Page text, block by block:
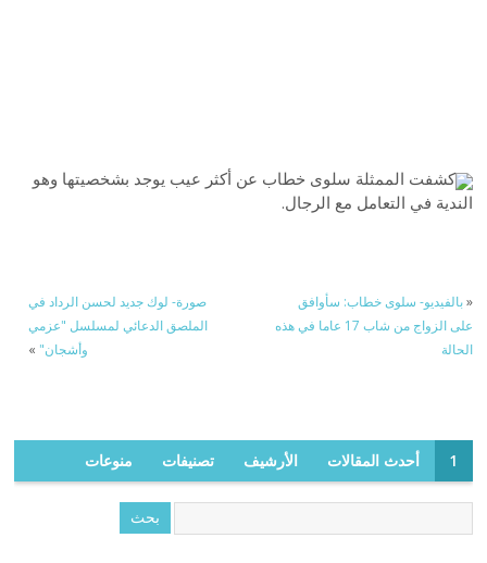
كشفت الممثلة سلوى خطاب عن أكثر عيب يوجد بشخصيتها وهو
الندية في التعامل مع الرجال.
«بالفيديو- سلوى خطاب: سأوافق
على الزواج من شاب 17 عاما في هذه
الحالة
صورة- لوك جديد لحسن الرداد في
الملصق الدعائي لمسلسل "عزمي
وأشجان" »
1 أحدث المقالات الأرشيف تصنيفات منوعات